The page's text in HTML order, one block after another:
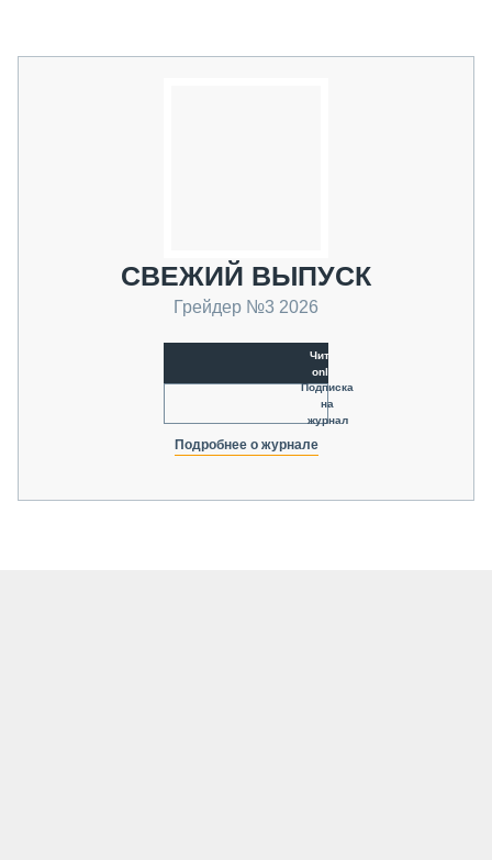
СВЕЖИЙ ВЫПУСК
Грейдер №3 2026
Читать
online
Подписка
на
журнал
Подробнее о журнале